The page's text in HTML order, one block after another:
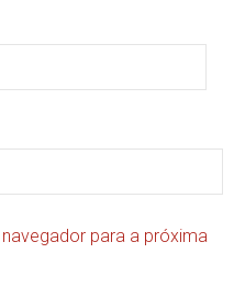
para a próxima